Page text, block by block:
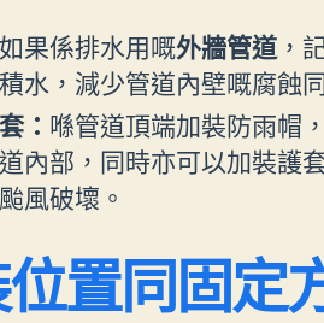
如果係排水用嘅外牆管道 ，
水，減少管道內壁嘅腐蝕
： 喺管道頂端加裝防雨帽
內部，同時亦可以加裝護
風破壞。
置同固定